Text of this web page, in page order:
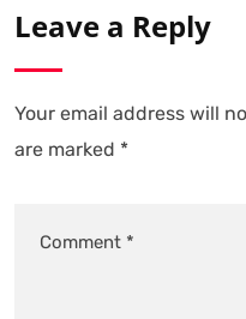
Leave a Reply
Your email address will
are marked *